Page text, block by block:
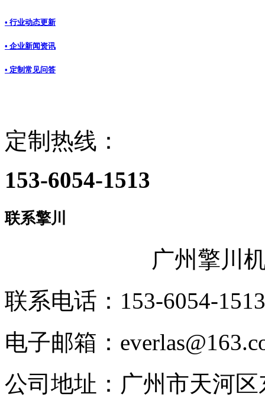
• 行业动态更新
• 企业新闻资讯
• 定制常见问答
定制热线：
153-6054-1513
联系擎川
广州擎川
联系电话：153-6054-1513
电子邮箱：
公司地址：广州市天河